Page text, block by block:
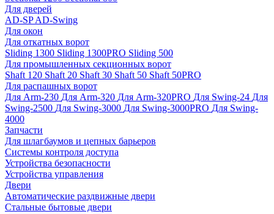
Для дверей
AD-SPAD-Swing
Для окон
Для откатных ворот
Sliding 1300 Sliding 1300PRO Sliding 500
Для промышленных секционных ворот
Shaft 120 Shaft 20 Shaft 30 Shaft 50 Shaft 50PRO
Для распашных ворот
Для Arm-230 Для Arm-320 Для Arm-320PRO Для Swing-24 Для
Swing-2500 Для Swing-3000 Для Swing-3000PRO Для Swing-
4000
Запчасти
Для шлагбаумов и цепных барьеров
Системы контроля доступа
Устройства безопасности
Устройства управления
Двери
Автоматические раздвижные двери
Стальные бытовые двери